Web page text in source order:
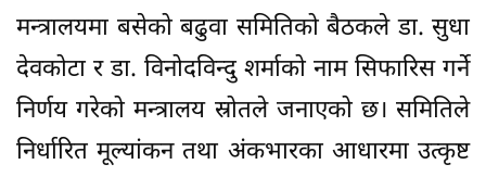
मन्त्रालयमा बसेको बढुवा समितिको बैठकले डा. सुधा
देवकोटा र डा. विनोदविन्दु शर्माको नाम सिफारिस गर्ने
निर्णय गरेको मन्त्रालय स्रोतले जनाएको छ। समितिले
निर्धारित मूल्यांकन तथा अंकभारका आधारमा उत्कृष्ट